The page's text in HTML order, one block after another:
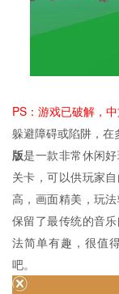
PS：游戏已破解，中
躲避障碍或陷阱，在
版是一款非常休闲
关卡，可以供玩家
高，画面精美，玩
保留了最传统的音
法简单有趣，很值
吧。